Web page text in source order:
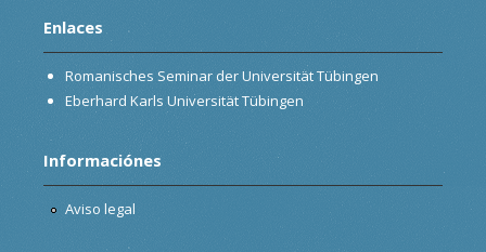
Enlaces
Romanisches Seminar der Universität Tübingen
Eberhard Karls Universität Tübingen
Informaciónes
Aviso legal